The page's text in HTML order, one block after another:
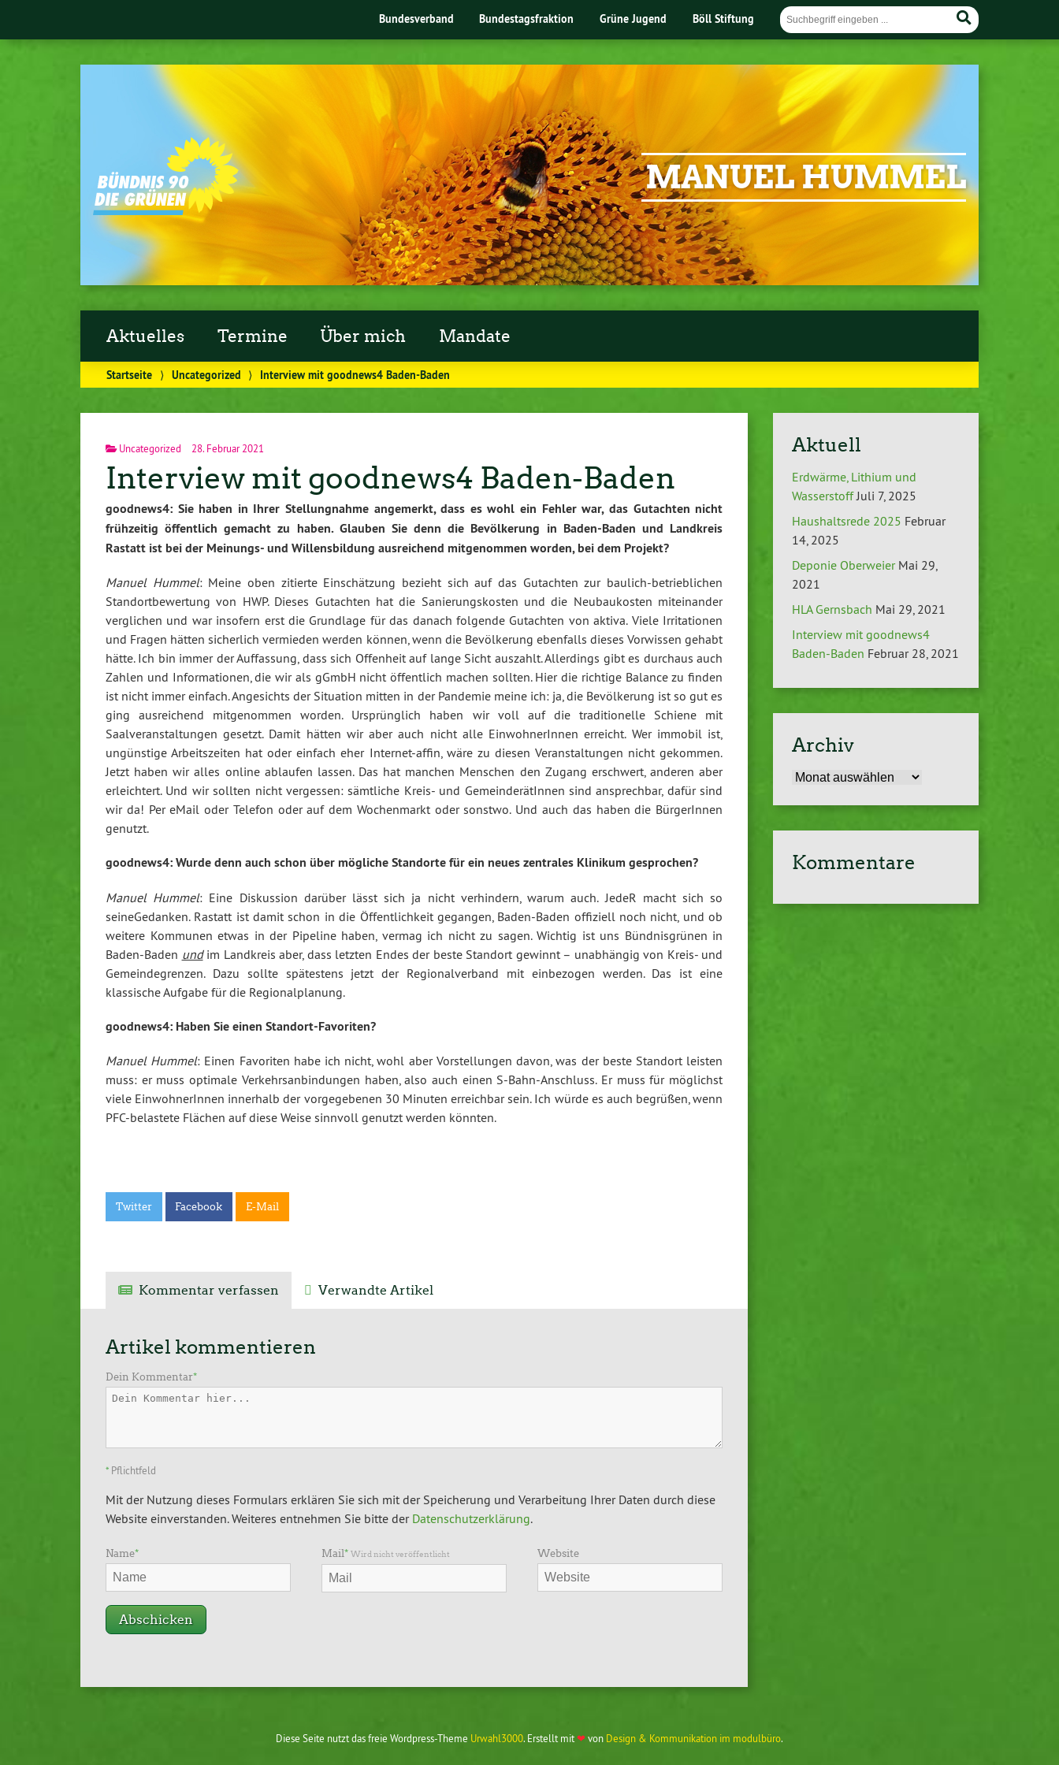
Bundesverband Bundestagsfraktion Grüne Jugend Böll Stiftung
MANUEL HUMMEL
Aktuelles Termine Über mich Mandate
Startseite ⟩ Uncategorized ⟩ Interview mit goodnews4 Baden-Baden
Uncategorized 28. Februar 2021
Interview mit goodnews4 Baden-Baden
goodnews4: Sie haben in Ihrer Stellungnahme angemerkt, dass es wohl ein Fehler war, das Gutachten nicht
frühzeitig öffentlich gemacht zu haben. Glauben Sie denn die Bevölkerung in Baden-Baden und Landkreis
Rastatt ist bei der Meinungs- und Willensbildung ausreichend mitgenommen worden, bei dem Projekt?
Manuel Hummel: Meine oben zitierte Einschätzung bezieht sich auf das Gutachten zur baulich-betrieblichen
Standortbewertung von HWP. Dieses Gutachten hat die Sanierungskosten und die Neubaukosten miteinander
verglichen und war insofern erst die Grundlage für das danach folgende Gutachten von aktiva. Viele Irritationen
und Fragen hätten sicherlich vermieden werden können, wenn die Bevölkerung ebenfalls dieses Vorwissen gehabt
hätte. Ich bin immer der Auffassung, dass sich Offenheit auf lange Sicht auszahlt. Allerdings gibt es durchaus auch
Zahlen und Informationen, die wir als gGmbH nicht öffentlich machen sollten. Hier die richtige Balance zu finden
ist nicht immer einfach. Angesichts der Situation mitten in der Pandemie meine ich: ja, die Bevölkerung ist so gut es
ging ausreichend mitgenommen worden. Ursprünglich haben wir voll auf die traditionelle Schiene mit
Saalveranstaltungen gesetzt. Damit hätten wir aber auch nicht alle EinwohnerInnen erreicht. Wer immobil ist,
ungünstige Arbeitszeiten hat oder einfach eher Internet-affin, wäre zu diesen Veranstaltungen nicht gekommen.
Jetzt haben wir alles online ablaufen lassen. Das hat manchen Menschen den Zugang erschwert, anderen aber
erleichtert. Und wir sollten nicht vergessen: sämtliche Kreis- und GemeinderätInnen sind ansprechbar, dafür sind
wir da! Per eMail oder Telefon oder auf dem Wochenmarkt oder sonstwo. Und auch das haben die BürgerInnen
genutzt.
goodnews4: Wurde denn auch schon über mögliche Standorte für ein neues zentrales Klinikum gesprochen?
Manuel Hummel: Eine Diskussion darüber lässt sich ja nicht verhindern, warum auch. JedeR macht sich so
seineGedanken. Rastatt ist damit schon in die Öffentlichkeit gegangen, Baden-Baden offiziell noch nicht, und ob
weitere Kommunen etwas in der Pipeline haben, vermag ich nicht zu sagen. Wichtig ist uns Bündnisgrünen in
Baden-Baden undim Landkreis aber, dass letzten Endes der beste Standort gewinnt – unabhängig von Kreis- und
Gemeindegrenzen. Dazu sollte spätestens jetzt der Regionalverband mit einbezogen werden. Das ist eine
klassische Aufgabe für die Regionalplanung.
goodnews4: Haben Sie einen Standort-Favoriten?
Manuel Hummel: Einen Favoriten habe ich nicht, wohl aber Vorstellungen davon, was der beste Standort leisten
muss: er muss optimale Verkehrsanbindungen haben, also auch einen S-Bahn-Anschluss. Er muss für möglichst
viele EinwohnerInnen innerhalb der vorgegebenen 30 Minuten erreichbar sein. Ich würde es auch begrüßen, wenn
PFC-belastete Flächen auf diese Weise sinnvoll genutzt werden könnten.
Twitter Facebook E-Mail
Kommentar verfassen Verwandte Artikel
Artikel kommentieren
Dein Kommentar*
* Pflichtfeld
Mit der Nutzung dieses Formulars erklären Sie sich mit der Speicherung und Verarbeitung Ihrer Daten durch diese
Website einverstanden. Weiteres entnehmen Sie bitte der Datenschutzerklärung.
Name* Mail* Wird nicht veröffentlicht Website
Aktuell
Erdwärme, Lithium und
Wasserstoff Juli 7, 2025
Haushaltsrede 2025 Februar
14, 2025
Deponie Oberweier Mai 29,
2021
HLA Gernsbach Mai 29, 2021
Interview mit goodnews4
Baden-Baden Februar 28, 2021
Archiv
Archiv
Kommentare
Diese Seite nutzt das freie Wordpress-Theme Urwahl3000. Erstellt mit❤ von Design & Kommunikation im modulbüro.